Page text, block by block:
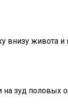
внизу живота и
на зуд половых